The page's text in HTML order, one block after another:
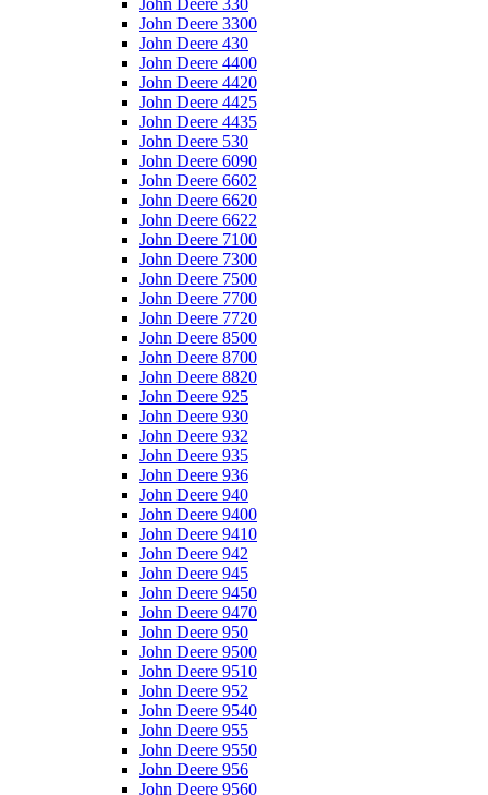
John Deere 330
John Deere 3300
John Deere 430
John Deere 4400
John Deere 4420
John Deere 4425
John Deere 4435
John Deere 530
John Deere 6090
John Deere 6602
John Deere 6620
John Deere 6622
John Deere 7100
John Deere 7300
John Deere 7500
John Deere 7700
John Deere 7720
John Deere 8500
John Deere 8700
John Deere 8820
John Deere 925
John Deere 930
John Deere 932
John Deere 935
John Deere 936
John Deere 940
John Deere 9400
John Deere 9410
John Deere 942
John Deere 945
John Deere 9450
John Deere 9470
John Deere 950
John Deere 9500
John Deere 9510
John Deere 952
John Deere 9540
John Deere 955
John Deere 9550
John Deere 956
John Deere 9560